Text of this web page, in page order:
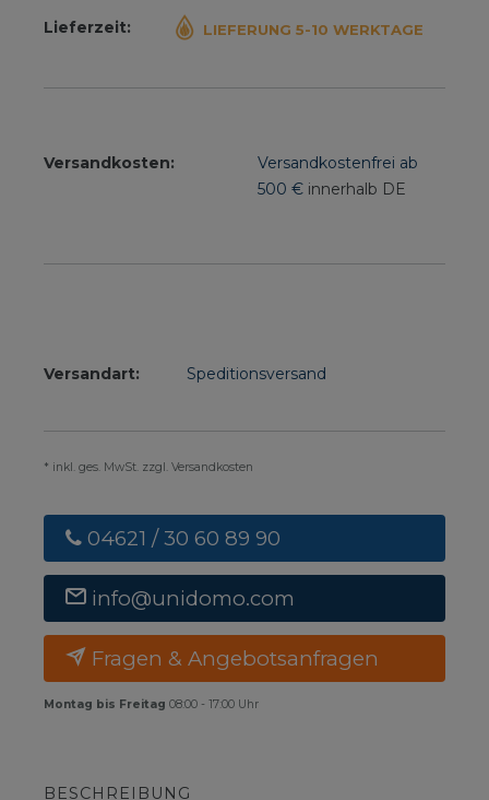
Lieferzeit: LIEFERUNG 5-10 WERKTAGE
Versandkosten:
Versandkostenfrei ab
500 € innerhalb DE
Versandart: Speditionsversand
* inkl. ges. MwSt. zzgl. Versandkosten
04621 / 30 60 89 90
info@unidomo.com
Fragen & Angebotsanfragen
Montag bis Freitag 08:00 - 17:00 Uhr
BESCHREIBUNG